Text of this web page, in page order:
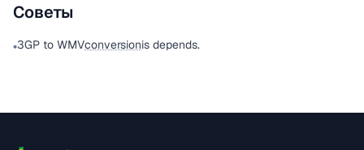
Советы
•3GP to WMVconversionis depends.